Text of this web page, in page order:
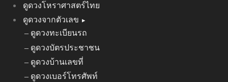
ดูดวงโหราศาสตร์ไทย
ดูดวงจากตัวเลข
ดูดวงทะเบียนรถ
ดูดวงบัตรประชาชน
ดูดวงบ้านเลขที่
ดูดวงเบอร์โทรศัพท์